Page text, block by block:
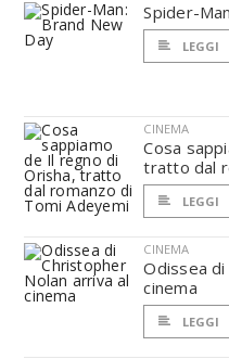
Spider-
LEGGI
CINEMA
Cosa
tratto dal
LEGGI
CINEMA
Odissea
cinema
LEGGI